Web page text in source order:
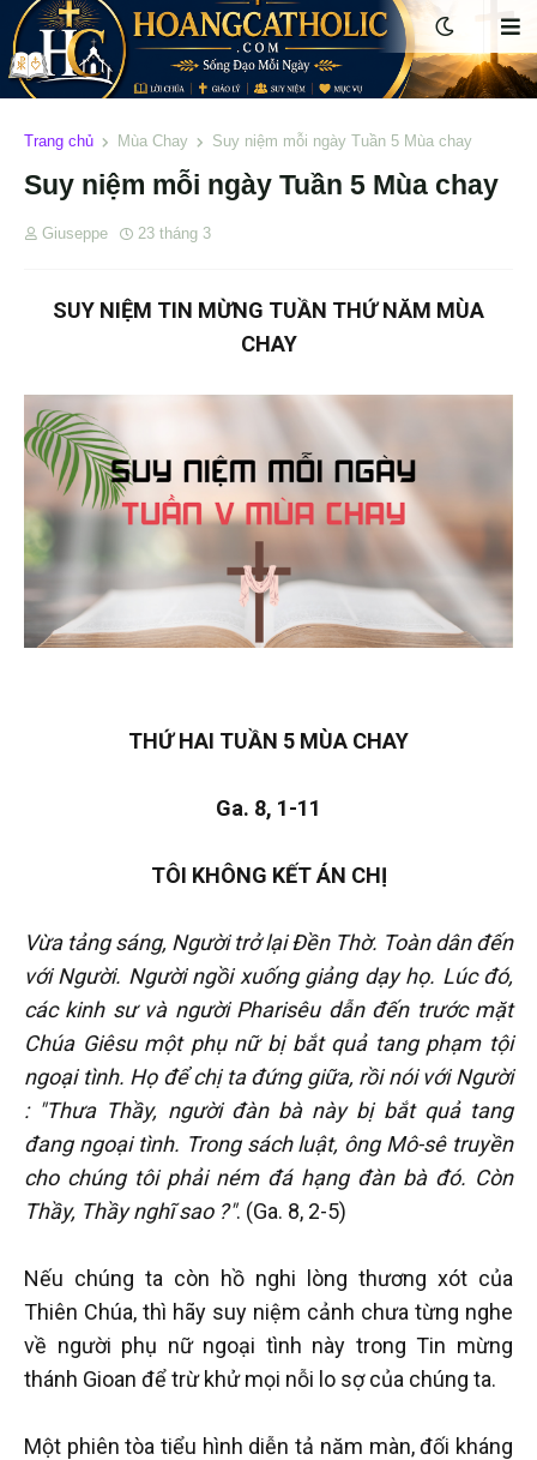
Trang chủ Mùa Chay Suy niệm mỗi ngày Tuần 5 Mùa chay
Suy niệm mỗi ngày Tuần 5 Mùa chay
Giuseppe 23 tháng 3
SUY NIỆM TIN MỪNG TUẦN THỨ NĂM MÙA
CHAY
THỨ HAI TUẦN 5 MÙA CHAY
Ga. 8, 1-11
TÔI KHÔNG KẾT ÁN CHỊ
Vừa tảng sáng, Người trở lại Đền Thờ. Toàn dân đến
với Người. Người ngồi xuống giảng dạy họ. Lúc đó,
các kinh sư và người Pharisêu dẫn đến trước mặt
Chúa Giêsu một phụ nữ bị bắt quả tang phạm tội
ngoại tình. Họ để chị ta đứng giữa, rồi nói với Người
: "Thưa Thầy, người đàn bà này bị bắt quả tang
đang ngoại tình. Trong sách luật, ông Mô-sê truyền
cho chúng tôi phải ném đá hạng đàn bà đó. Còn
Thầy, Thầy nghĩ sao ?". (Ga. 8, 2-5)
Nếu chúng ta còn hồ nghi lòng thương xót của
Thiên Chúa, thì hãy suy niệm cảnh chưa từng nghe
về người phụ nữ ngoại tình này trong Tin mừng
thánh Gioan để trừ khử mọi nỗi lo sợ của chúng ta.
Một phiên tòa tiểu hình diễn tả năm màn, đối kháng